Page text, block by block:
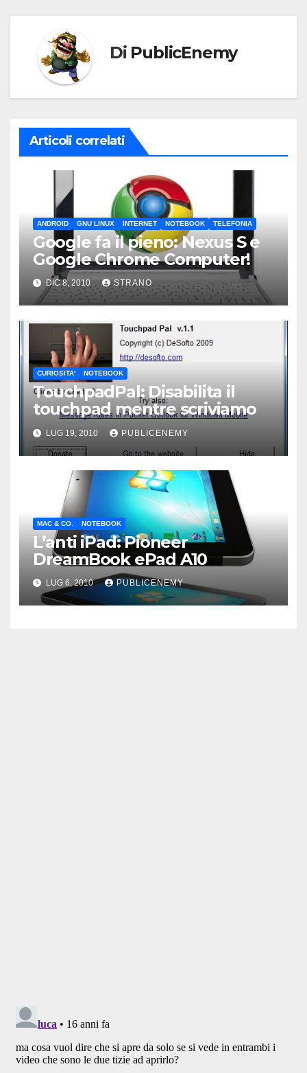
Di PublicEnemy
Articoli correlati
ANDROID GNU LINUX INTERNET NOTEBOOK TELEFONIA
Google fa il pieno: Nexus S e
Google Chrome Computer!
DIC 8, 2010 STRANO
CURIOSITA' NOTEBOOK
TouchpadPal: Disabilita il
touchpad mentre scriviamo
LUG 19, 2010 PUBLICENEMY
MAC & CO. NOTEBOOK
L’anti iPad: Pioneer
DreamBook ePad A10
LUG 6, 2010 PUBLICENEMY